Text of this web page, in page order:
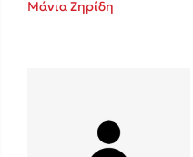
Μάνια Ζηρίδη